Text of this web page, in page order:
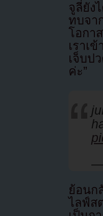
จูลี่ยัง
ทบจา
โอกา
เราเ
เจ็บป
ค่ะ”
—
ย้อนก
ไลฟ์ส